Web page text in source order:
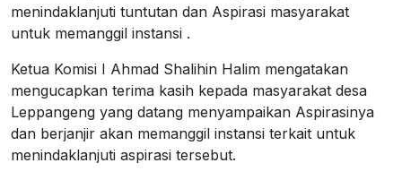
menindaklanjuti tuntutan dan Aspirasi masyarakat
untuk memanggil instansi .
Ketua Komisi I Ahmad Shalihin Halim mengatakan
mengucapkan terima kasih kepada masyarakat desa
Leppangeng yang datang menyampaikan Aspirasinya
dan berjanjir akan memanggil instansi terkait untuk
menindaklanjuti aspirasi tersebut.